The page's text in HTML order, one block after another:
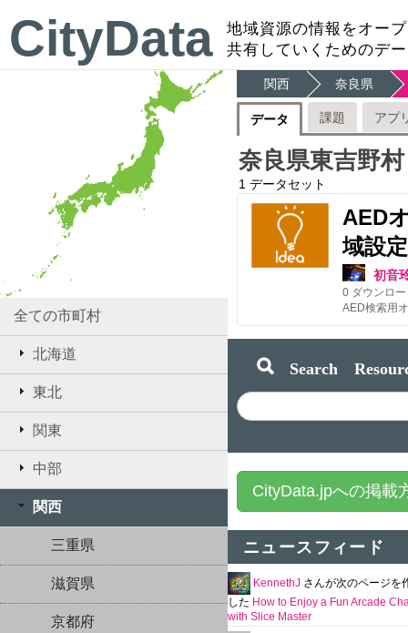
CityData
地域資源の情報をオー
共有していくためのデ
全ての市町村
北海道
東北
関東
中部
関西
三重県
滋賀県
京都府
関西 奈良県
データ 課題 アプ
奈良県東吉野村
1 データセット
AED
域設
初音
0 ダウンロ
Search
CityData.jpへの掲載
ニュースフィード
KennethJ さんが次のページを
した How to Enjoy a Fun Arcade
with Slice Master